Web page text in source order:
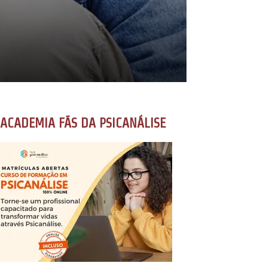
ACADEMIA FÃS DA PSICANÁLISE